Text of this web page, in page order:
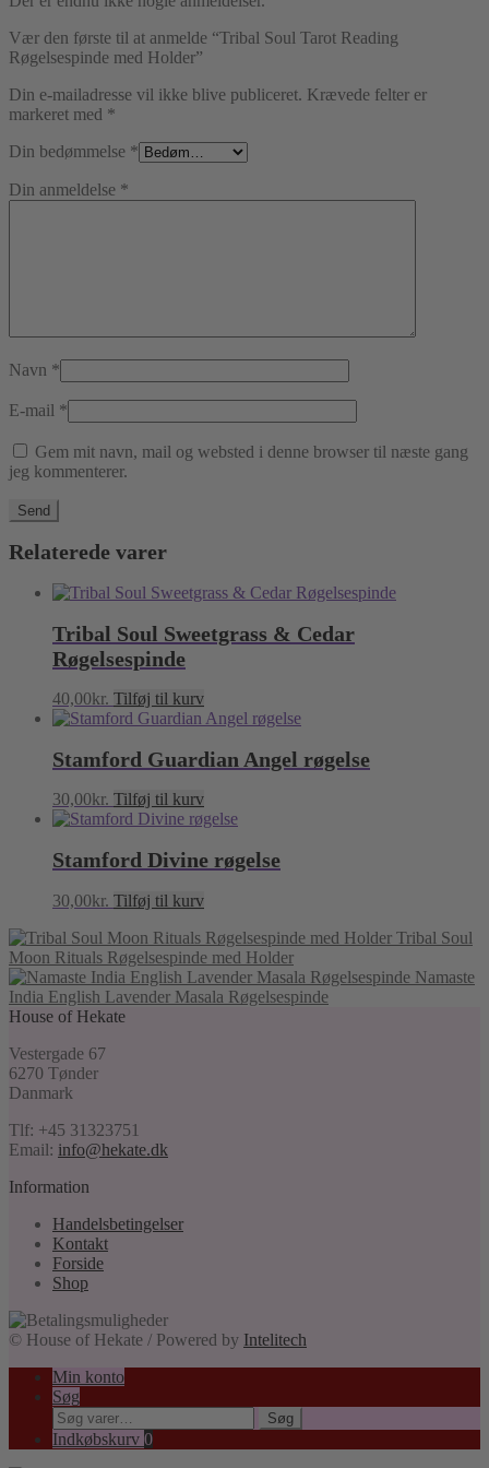
Vær den første til at anmelde “Tribal Soul Tarot Reading
Røgelsespinde med Holder”
Din e-mailadresse vil ikke blive publiceret. Krævede felter er
markeret med *
Din bedømmelse *
Din anmeldelse *
Navn *
E-mail *
Gem mit navn, mail og websted i denne browser til næste gang
jeg kommenterer.
Relaterede varer
Tribal Soul Sweetgrass & Cedar
Røgelsespinde
40,00kr. Tilføj til kurv
Stamford Guardian Angel røgelse
30,00kr. Tilføj til kurv
Stamford Divine røgelse
30,00kr. Tilføj til kurv
Tribal Soul
Moon Rituals Røgelsespinde med Holder
Namaste
India English Lavender Masala Røgelsespinde
House of Hekate
Vestergade 67
6270 Tønder
Danmark
Tlf: +45 31323751
Email: info@hekate.dk
Information
Handelsbetingelser
Kontakt
Forside
Shop
© House of Hekate / Powered by Intelitech
Min konto
Søg
Søg
efter:
Søg
Indkøbskurv 0